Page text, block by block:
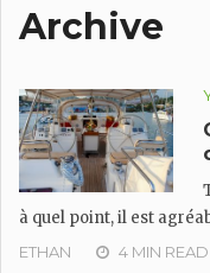
Archive
à quel point, il est
ETHAN 4 MIN READ